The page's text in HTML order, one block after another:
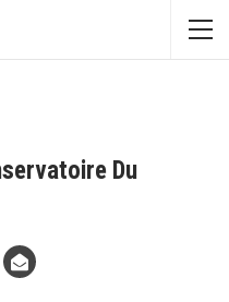
Du